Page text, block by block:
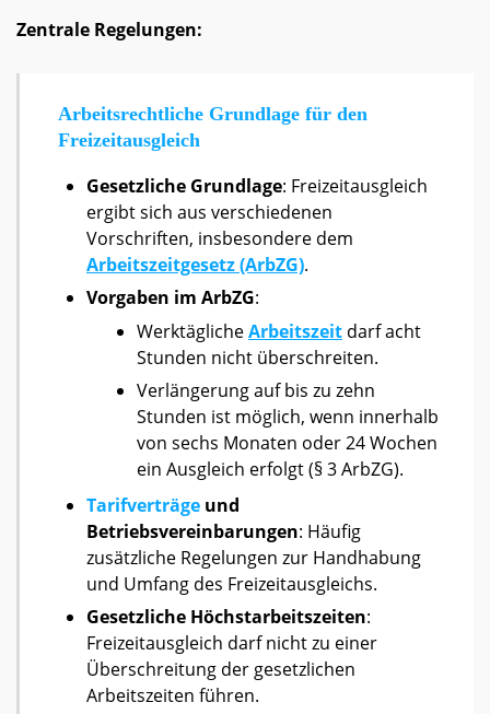
Zentrale Regelungen:
Arbeitsrechtliche Grundlage für den
Freizeitausgleich
Gesetzliche Grundlage: Freizeitausgleich
ergibt sich aus verschiedenen
Vorschriften, insbesondere dem
Arbeitszeitgesetz (ArbZG).
Vorgaben im ArbZG:
WerktäglicheArbeitszeit darf acht
Stunden nicht überschreiten.
Verlängerung auf bis zu zehn
Stunden ist möglich, wenn innerhalb
von sechs Monaten oder 24 Wochen
ein Ausgleich erfolgt (§ 3 ArbZG).
Tarifverträge und
Betriebsvereinbarungen: Häufig
zusätzliche Regelungen zur Handhabung
und Umfang des Freizeitausgleichs.
Gesetzliche Höchstarbeitszeiten:
Freizeitausgleich darf nicht zu einer
Überschreitung der gesetzlichen
Arbeitszeiten führen.